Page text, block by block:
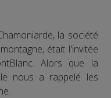
la société
était l'invitée
Alors que la
nous a rappelé les